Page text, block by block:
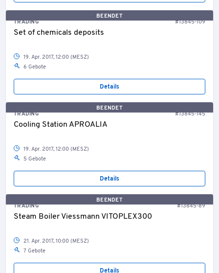
BEENDET
TRADING
#13845-109
Set of chemicals deposits
19. Apr. 2017, 12:00 (MESZ)
6 Gebote
Details
BEENDET
TRADING
#13845-145
Cooling Station APROALIA
19. Apr. 2017, 12:00 (MESZ)
5 Gebote
Details
BEENDET
TRADING
#13845-89
Steam Boiler Viessmann VITOPLEX300
21. Apr. 2017, 10:00 (MESZ)
7 Gebote
Details